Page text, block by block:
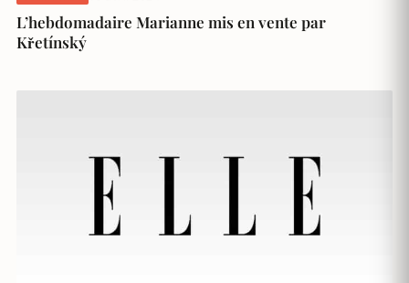
L’hebdomadaire Marianne mis en vente par
Křetínský